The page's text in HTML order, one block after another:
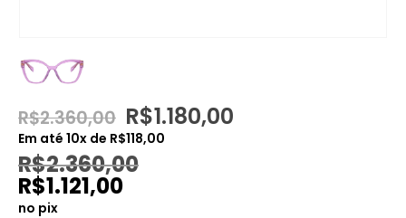
R$2.360,00 O
preço
original
era:
R$1.180,00
Em até 10x de R$118,00
R$2.360,00
R$1.121,00
no pix